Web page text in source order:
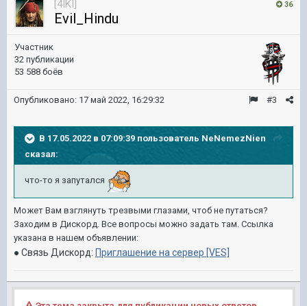
36
[4IKI]
Evil_Hindu
Участник
32 публикации
53 588 боёв
#3
Опубликовано: 17 май 2022, 16:29:32
В 17.05.2022 в 07:09:39 пользователь NeNemezNien
сказал:
что-то я запутался
Может Вам взглянуть трезвыми глазами, чтоб не путаться?
Заходим в Дискорд. Все вопросы можно задать там. Ссылка
указана в нашем объявлении:
● Связь Дискорд: Приглашение на сервер [VES]